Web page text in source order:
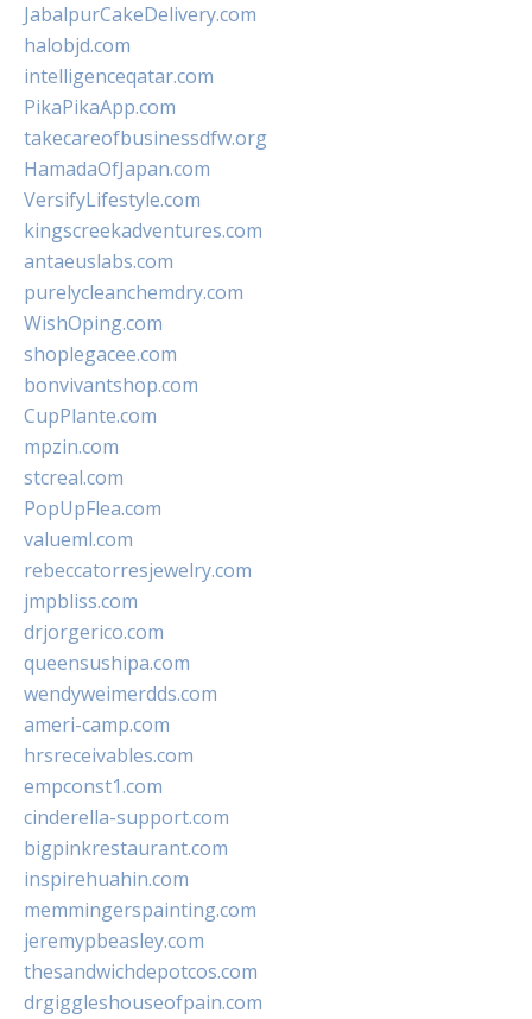
JabalpurCakeDelivery.com
halobjd.com
intelligenceqatar.com
PikaPikaApp.com
takecareofbusinessdfw.org
HamadaOfJapan.com
VersifyLifestyle.com
kingscreekadventures.com
antaeuslabs.com
purelycleanchemdry.com
WishOping.com
shoplegacee.com
bonvivantshop.com
CupPlante.com
mpzin.com
stcreal.com
PopUpFlea.com
valueml.com
rebeccatorresjewelry.com
jmpbliss.com
drjorgerico.com
queensushipa.com
wendyweimerdds.com
ameri-camp.com
hrsreceivables.com
empconst1.com
cinderella-support.com
bigpinkrestaurant.com
inspirehuahin.com
memmingerspainting.com
jeremypbeasley.com
thesandwichdepotcos.com
drgiggleshouseofpain.com